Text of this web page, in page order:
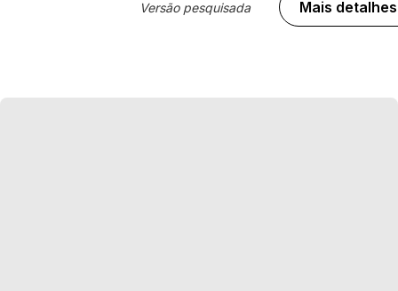
Versão pesquisada Mais detalhes